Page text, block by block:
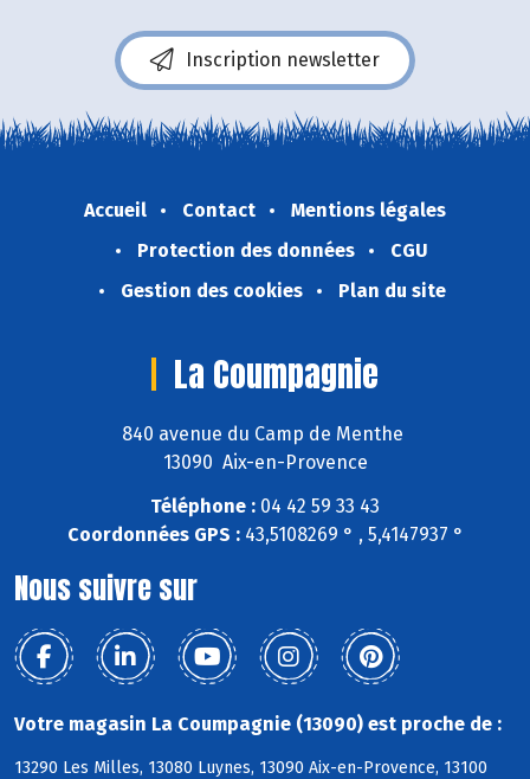
Inscription newsletter
Accueil Contact
Mentions légales
Protection des données
CGU
Gestion des cookies
Plan du site
La Coumpagnie
840 avenue du Camp de Menthe
13090 Aix-en-Provence
Téléphone : 04 42 59 33 43
Coordonnées GPS :43,5108269 ° , 5,4147937 °
Nous suivre sur
Votre magasin La Coumpagnie (13090) est proche de :
13290 Les Milles, 13080 Luynes, 13090 Aix-en-Provence, 13100